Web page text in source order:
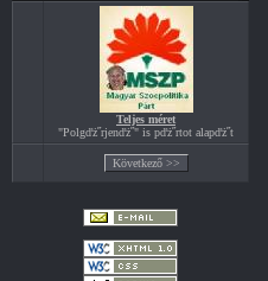
Teljes méret
"Polgďż˝rjenďż˝" is pďż˝rtot alapďż˝t